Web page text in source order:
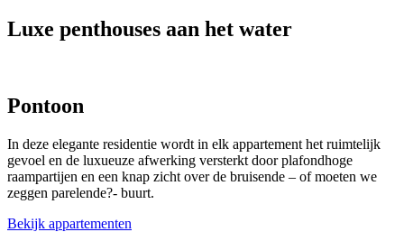
Luxe penthouses aan het water
Pontoon
In deze elegante residentie wordt in elk appartement het ruimtelijk
gevoel en de luxueuze afwerking versterkt door plafondhoge
raampartijen en een knap zicht over de bruisende – of moeten we
zeggen parelende?- buurt.
Bekijk appartementen